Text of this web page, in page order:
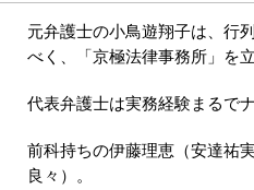
元弁護士の小鳥遊翔子は、行
べく、「京極法律事務所」を
代表弁護士は実務経験まるで
前科持ちの伊藤理恵（安達祐
良々）。